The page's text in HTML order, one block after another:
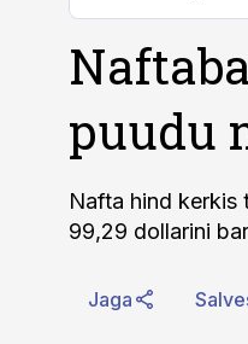
puudu
Nafta hind kerkis
99,29 dollarini
Jaga